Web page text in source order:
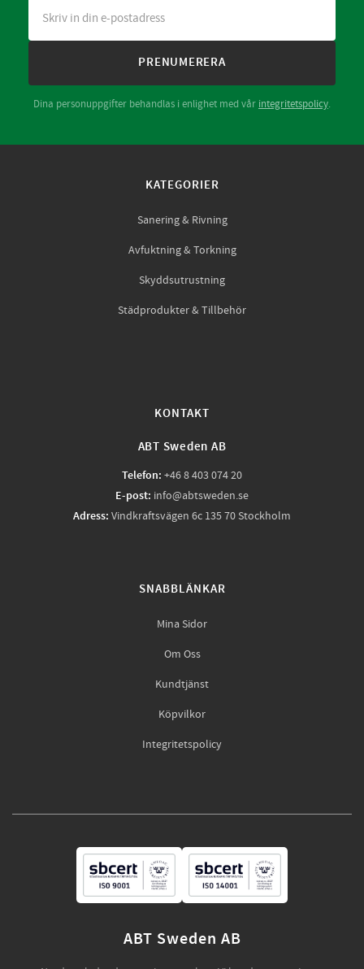
PRENUMERERA
Dina personuppgifter behandlas i enlighet med vår integritetspolicy.
KATEGORIER
Sanering & Rivning
Avfuktning & Torkning
Skyddsutrustning
Städprodukter & Tillbehör
KONTAKT
ABT Sweden AB
Telefon: +46 8 403 074 20
E-post: info@abtsweden.se
Adress: Vindkraftsvägen 6c 135 70 Stockholm
SNABBLÄNKAR
Mina Sidor
Om Oss
Kundtjänst
Köpvilkor
Integritetspolicy
ABT Sweden AB